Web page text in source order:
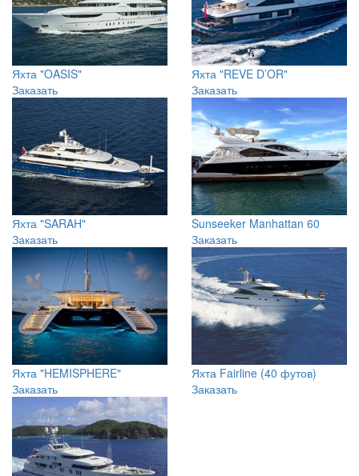
Яхта "OASIS"
Заказать
Яхта "REVE D’OR"
Заказать
Яхта "SARAH"
Заказать
Sunseeker Manhattan 60
Заказать
Яхта "HEMISPHERE"
Заказать
Яхта Fairline (40 футов)
Заказать